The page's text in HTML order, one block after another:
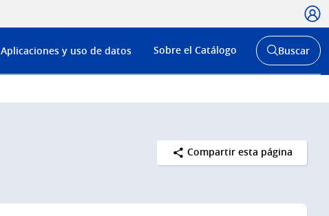
Menú
de
Aplicaciones y uso de datos Sobre el Catálogo
Abrir
buscador
Buscar
Compartir esta página